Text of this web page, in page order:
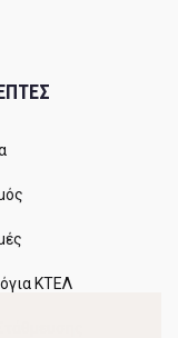
ΚΤΕΛ